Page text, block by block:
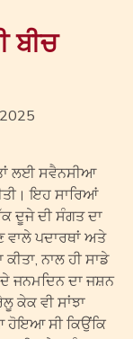
ਬੀਚ
ਲਈ ਸਵੈਨਸੀਆ
ਇਹ ਸਾਰਿਆਂ
ਦੂਜੇ ਦੀ ਸੰਗਤ ਦਾ
ਵਾਲੇ ਪਦਾਰਥਾਂ ਅਤੇ
ਨਾਲ ਹੀ ਸਾਡੇ
ਜਨਮਦਿਨ ਦਾ ਜਸ਼ਨ
ਕੇਕ ਵੀ ਸਾਂਝਾ
ਹੋਇਆ ਸੀ ਕਿਉਂਕਿ